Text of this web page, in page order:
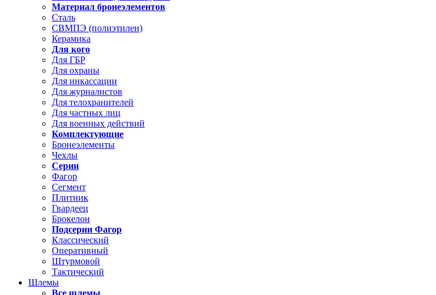
Материал бронеэлементов
Сталь
СВМПЭ (полиэтилен)
Керамика
Для кого
Для ГБР
Для охраны
Для инкассации
Для журналистов
Для телохранителей
Для частных лиц
Для военных действий
Комплектующие
Бронеэлементы
Чехлы
Серии
Фагор
Сегмент
Плитник
Гвардеец
Брокелон
Подсерии Фагор
Классический
Оперативный
Штурмовой
Тактический
Шлемы
Все шлемы